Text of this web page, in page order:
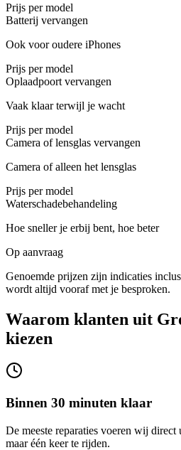
Prijs per model
Batterij vervangen
Ook voor oudere iPhones
Prijs per model
Oplaadpoort vervangen
Vaak klaar terwijl je wacht
Prijs per model
Camera of lensglas vervangen
Camera of alleen het lensglas
Prijs per model
Waterschadebehandeling
Hoe sneller je erbij bent, hoe beter
Op aanvraag
Genoemde prijzen zijn indicaties
wordt altijd vooraf met je besproken.
Waarom klanten uit
kiezen
Binnen 30 minuten klaar
De meeste reparaties voeren wij
maar één keer te rijden.